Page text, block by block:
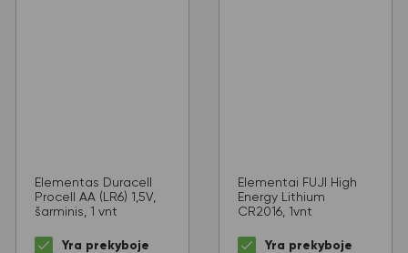
Elementas Duracell
Procell AA (LR6) 1,5V,
šarminis, 1 vnt
Yra prekyboje
Elementai FUJI High
Energy Lithium
CR2016, 1vnt
Yra prekyboje